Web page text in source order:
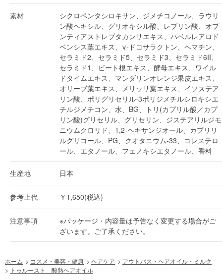
素材
シクロペンタシロキサン、ジメチコノール、ラウリ
ン酸ヘキシル、グリオキシル酸、レブリン酸、オプ
ンティアストレブタカンサエキス、ハベルレアロド
ベンシス葉エキス、γ-ドコサラクトン、ヘマチン、
セラミド2、セラミド5、セラミド3、セラミド6II、
セラミド1、ビート根エキス、酵母エキス、ワイル
ドタイムエキス、マンダリンオレンジ果皮エキス、
オリーブ葉エキス、メリッサ葉エキス、イソステア
リン酸、ポリグリセリル-3ポリジメチルシロキシエ
チルジメチコン、水、BG、トリ(カプリル酸／カプ
リン酸)グリセリル、グリセリン、ジステアリルジモ
ニウムクロリド、1,2-ヘキサンジオール、カプリリ
ルグリコール、PG、クオタニウム-33、コレステロ
ール、エタノール、フェノキシエタノール、香料
生産地 日本
参考上代 ￥1,650(税込)
注意事項
※パッケージ・内容量は予告なく変更する場合がご
ざいます。ご了承ください。
ホーム > コスメ・美容・健康 > ヘアケア > アウトバス・ヘアオイル・ミルク
> トゥルースト 酸熱ヘアオイル